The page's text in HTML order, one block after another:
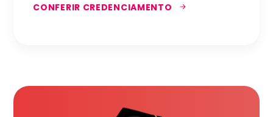
CONFERIR CREDENCIAMENTO